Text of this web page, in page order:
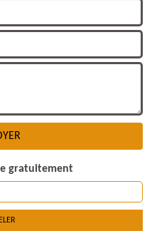
gratuitement